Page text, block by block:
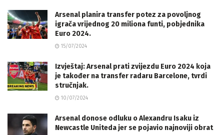
Arsenal planira transfer potez za povoljnog
igrača vrijednog 20 miliona funti, pobjednika
Euro 2024.
15/07/2024
Izvještaj: Arsenal prati zvijezdu Euro 2024 koja
je također na transfer radaru Barcelone, tvrdi
stručnjak.
10/07/2024
Arsenal donose odluku o Alexandru Isaku iz
Newcastle Uniteda jer se pojavio najnoviji obrat